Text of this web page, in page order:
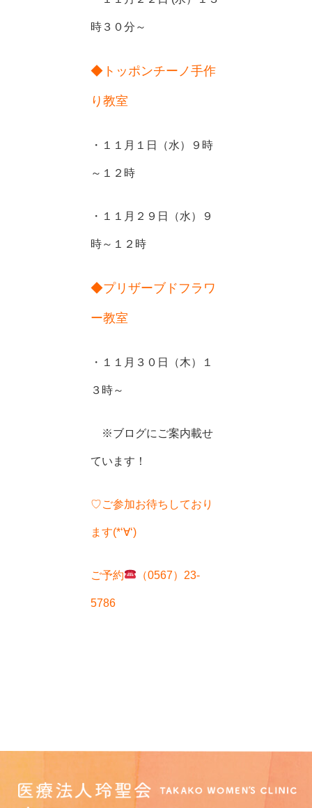
時３０分～
◆トッポンチーノ手作
り教室
・１１月１日（水）９時
～１２時
・１１月２９日（水）９
時～１２時
◆プリザーブドフラワ
ー教室
・１１月３０日（木）１
３時～
※ブログにご案内載せ
ています！
♡ご参加お待ちしており
ます(*‘∀‘)
ご予約 （0567）23-
5786